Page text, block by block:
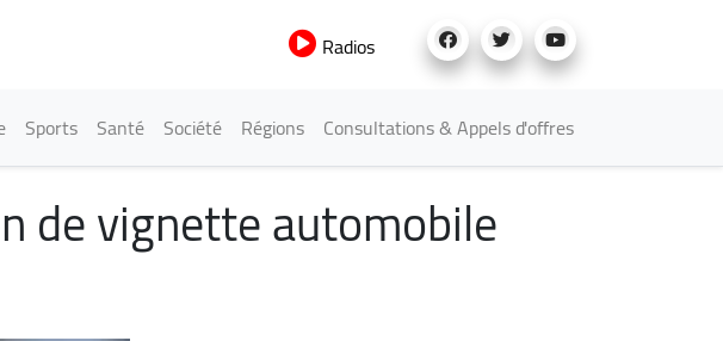
Radios
Sports Santé Société Régions Consultations & Appels d'offres
de vignette automobile